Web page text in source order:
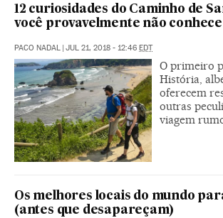
12 curiosidades do Caminho de
você provavelmente não conhece
PACO NADAL JUL 21, 2018 - 12:46 EDT
O primeiro
História,
oferecem
outras
viagem
Os melhores locais do mundo
(antes que desapareçam)